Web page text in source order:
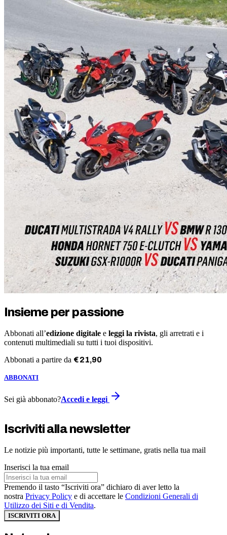
Insieme per passione
Abbonati all’edizione digitale e leggi la rivista, gli arretrati e i
contenuti multimediali su tutti i tuoi dispositivi.
Abbonati a partire da €21,90
ABBONATI
Sei già abbonato?Accedi e leggi
Iscriviti alla newsletter
Le notizie più importanti, tutte le settimane, gratis nella tua mail
Inserisci la tua email
Premendo il tasto “Iscriviti ora” dichiaro di aver letto la
nostra Privacy Policy e di accettare le Condizioni Generali di
Utilizzo dei Siti e di Vendita.
ISCRIVITI ORA